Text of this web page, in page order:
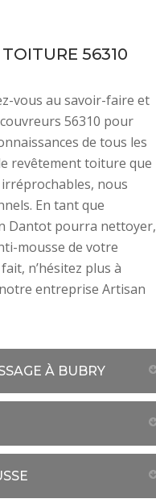
56310
vous au savoir-faire et
56310 pour
de tous les
revêtement toiture que
nous
En tant que
Dantot pourra nettoyer,
mousse de votre
n’hésitez plus à
entreprise Artisan
À BUBRY